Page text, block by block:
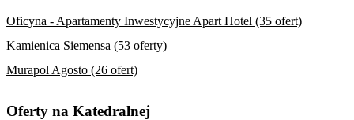
Oficyna - Apartamenty Inwestycyjne Apart Hotel (35 ofert)
Kamienica Siemensa (53 oferty)
Murapol Agosto (26 ofert)
Oferty na Katedralnej